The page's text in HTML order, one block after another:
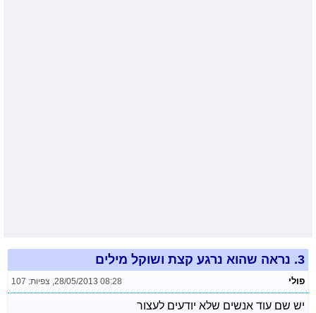
3. נראה שהוא נרגע קצת ושוקל מילים
פולי 28/05/2013 08:28
, צפיות: 107
יש שם עוד אנשים שלא יודעים לעצור